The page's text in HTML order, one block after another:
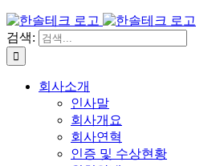
검색:
회사소개
인사말
회사개요
회사연혁
인증 및 수상현황